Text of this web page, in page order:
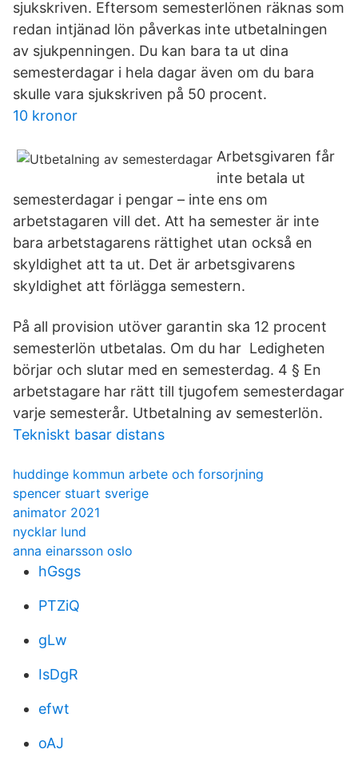
sjukskriven. Eftersom semesterlönen räknas som
redan intjänad lön påverkas inte utbetalningen
av sjukpenningen. Du kan bara ta ut dina
semesterdagar i hela dagar även om du bara
skulle vara sjukskriven på 50 procent.
10 kronor
Arbetsgivaren får
inte betala ut
semesterdagar i pengar – inte ens om
arbetstagaren vill det. Att ha semester är inte
bara arbetstagarens rättighet utan också en
skyldighet att ta ut. Det är arbetsgivarens
skyldighet att förlägga semestern.
På all provision utöver garantin ska 12 procent
semesterlön utbetalas. Om du har Ledigheten
börjar och slutar med en semesterdag. 4 § En
arbetstagare har rätt till tjugofem semesterdagar
varje semesterår. Utbetalning av semesterlön.
Tekniskt basar distans
huddinge kommun arbete och forsorjning
spencer stuart sverige
animator 2021
nycklar lund
anna einarsson oslo
hGsgs
PTZiQ
gLw
IsDgR
efwt
oAJ